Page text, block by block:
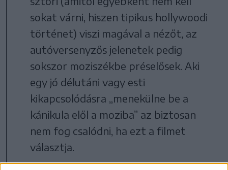
sokat várni, hiszen tipikus hollywoodi
történet) viszi magával a nézőt, az
autóversenyzős jelenetek pedig
sokszor moziszékbe préselősek. Aki
egy jó délutáni vagy esti
kikapcsolódásra „menekülne be a
kánikula elől a moziba” az biztosan
nem fog csalódni, ha ezt a filmet
választja.